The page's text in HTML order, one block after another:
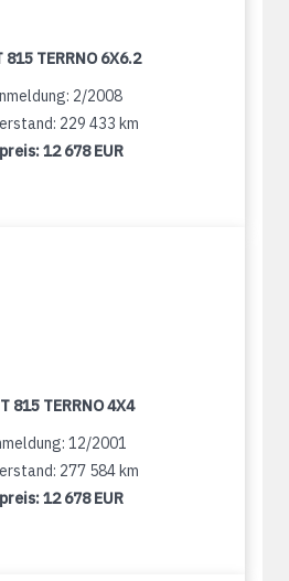
815 TERRNO 6X6.2
2/2008
229 433 km
12 678 EUR
815 TERRNO 4X4
12/2001
277 584 km
12 678 EUR